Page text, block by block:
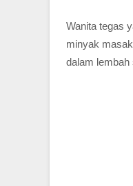
Wanita tegas
minyak
dalam lembah